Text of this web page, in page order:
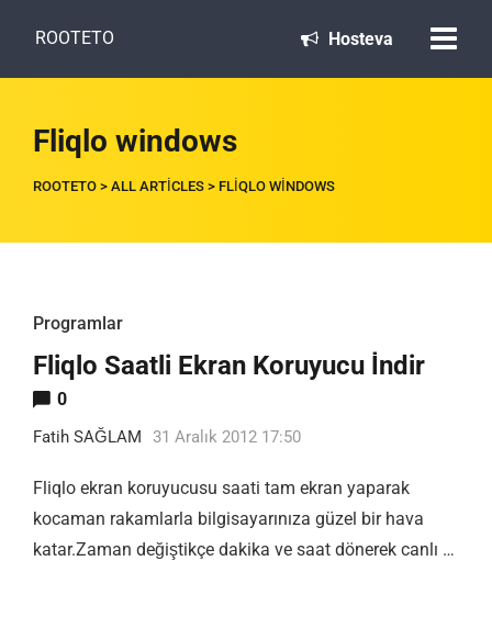
ROOTETO Hosteva
Fliqlo windows
ROOTETO > ALL ARTICLES > FLIQLO WINDOWS
Programlar
Fliqlo Saatli Ekran Koruyucu İndir
0
Fatih SAĞLAM 31 Aralık 2012 17:50
Fliqlo ekran koruyucusu saati tam ekran yaparak
kocaman rakamlarla bilgisayarınıza güzel bir hava
katar.Zaman değiştikçe dakika ve saat dönerek canlı …